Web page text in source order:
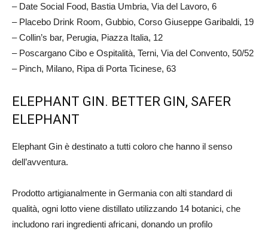
– Date Social Food, Bastia Umbria, Via del Lavoro, 6
– Placebo Drink Room, Gubbio, Corso Giuseppe Garibaldi, 19
– Collin’s bar, Perugia, Piazza Italia, 12
– Poscargano Cibo e Ospitalità, Terni, Via del Convento, 50/52
– Pinch, Milano, Ripa di Porta Ticinese, 63
ELEPHANT GIN. BETTER GIN, SAFER
ELEPHANT
Elephant Gin è destinato a tutti coloro che hanno il senso
dell’avventura.
Prodotto artigianalmente in Germania con alti standard di
qualità, ogni lotto viene distillato utilizzando 14 botanici, che
includono rari ingredienti africani, donando un profilo